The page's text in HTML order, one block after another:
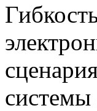
системы